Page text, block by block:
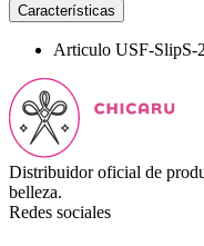
Características
Articulo USF-SlipS-
Distribuidor oficial de
belleza.
Redes sociales